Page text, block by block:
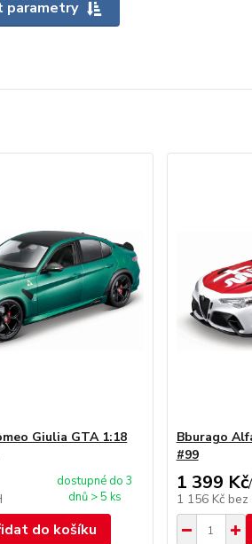
parametry
Giulia GTA 1:18
dostupné do 3
dnů > 5 ks
do košíku
Bburago
#99
1 399 Kč/
1 156 Kč bez